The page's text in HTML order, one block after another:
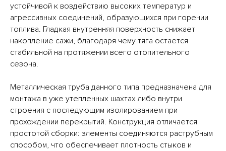
устойчивой к воздействию высоких температур и
агрессивных соединений, образующихся при горении
топлива. Гладкая внутренняя поверхность снижает
накопление сажи, благодаря чему тяга остается
стабильной на протяжении всего отопительного
сезона.
Металлическая труба данного типа предназначена для
монтажа в уже утепленных шахтах либо внутри
строения с последующим изолированием при
прохождении перекрытий. Конструкция отличается
простотой сборки: элементы соединяются раструбным
способом, что обеспечивает плотность стыков и